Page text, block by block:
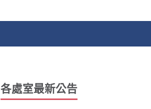
各處室最新公告